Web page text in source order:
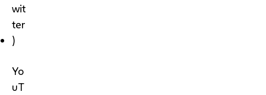
wit
ter
)
Yo
uT